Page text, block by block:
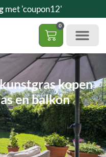
met 'coupon12'
0
kopen
en balkon